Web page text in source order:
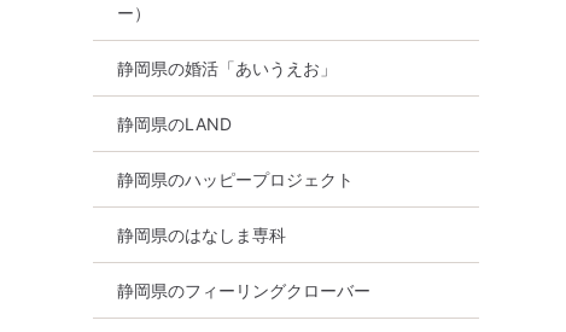
ー）
静岡県の婚活「あいうえお」
静岡県のLAND
静岡県のハッピープロジェクト
静岡県のはなしま専科
静岡県のフィーリングクローバー